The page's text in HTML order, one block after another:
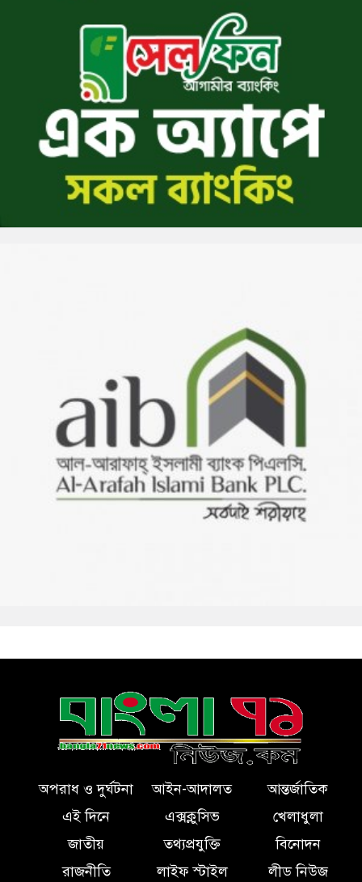
অপরাধ ও দুর্ঘটনা আইন-আদালত
আন্তর্জাতিক
এই দিনে
এক্সক্লুসিভ
খেলাধুলা
জাতীয়
তথ্যপ্রযুক্তি
বিনোদন
রাজনীতি
লাইফ স্টাইল লীড নিউজ